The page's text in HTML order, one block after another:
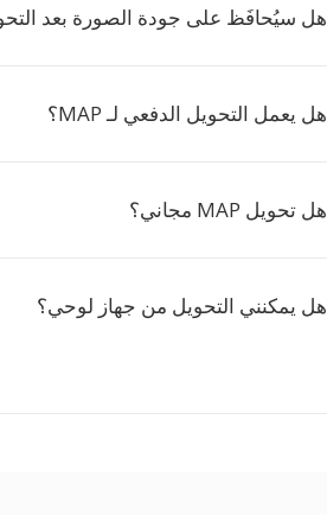
هل سيُحافَظ على جودة الصورة بعد
هل يعمل التحويل الدفعي لـ MAP؟
هل تحويل MAP مجاني؟
هل يمكنني التحويل من جهاز لوحي؟